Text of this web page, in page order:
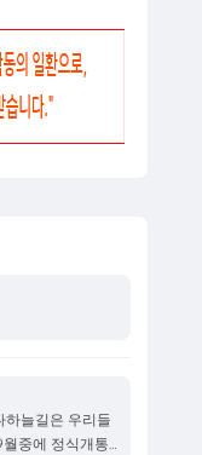
하늘길은 우리들
중에 정식개통